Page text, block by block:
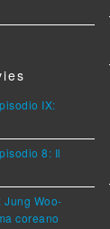
IX:
8: Il
Jung Woo-
coreano